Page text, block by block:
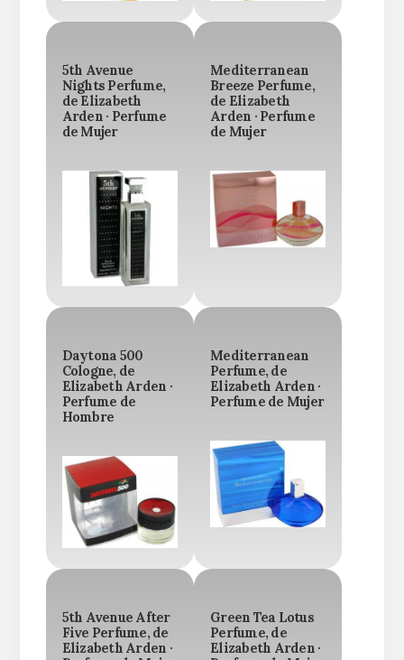
5th Avenue
Nights Perfume,
de Elizabeth
Arden · Perfume
de Mujer
Mediterranean
Breeze Perfume,
de Elizabeth
Arden · Perfume
de Mujer
Daytona 500
Cologne, de
Elizabeth Arden ·
Perfume de
Hombre
Mediterranean
Perfume, de
Elizabeth Arden ·
Perfume de Mujer
5th Avenue After
Five Perfume, de
Elizabeth Arden ·
Green Tea Lotus
Perfume, de
Elizabeth Arden ·